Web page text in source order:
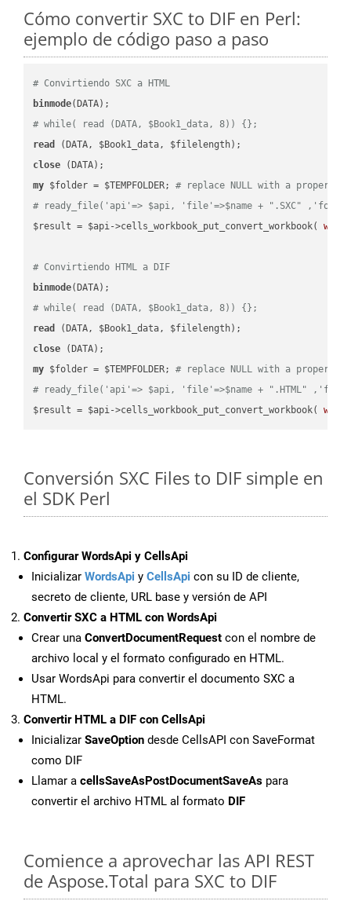
Cómo convertir SXC to DIF en Perl:
ejemplo de código paso a paso
# Convirtiendo SXC a HTML
binmode
# while( read (DATA, $Book1_data, 8)) {};
read
close
my $folder = $TEMPFOLDER; # replace NULL with a proper
# ready_file('api'=> $api, 'file'=>$name + ".SXC"
$result = $api->cells_workbook_put_convert_workbook(
# Convirtiendo HTML a DIF
binmode
# while( read (DATA, $Book1_data, 8)) {};
read
close
my $folder = $TEMPFOLDER; # replace NULL with a proper
# ready_file('api'=> $api, 'file'=>$name + ".HTML"
$result = $api->cells_workbook_put_convert_workbook(
Conversión SXC Files to DIF simple en
el SDK Perl
Configurar WordsApi y CellsApi
Inicializar WordsApi y CellsApi con su ID de cliente,
secreto de cliente, URL base y versión de API
Convertir SXC a HTML con WordsApi
Crear una ConvertDocumentRequest con el nombre de
archivo local y el formato configurado en HTML.
Usar WordsApi para convertir el documento SXC a
HTML.
Convertir HTML a DIF con CellsApi
Inicializar SaveOption desde CellsAPI con SaveFormat
como DIF
Llamar a cellsSaveAsPostDocumentSaveAs para
convertir el archivo HTML al formato DIF
Comience a aprovechar las API REST
de Aspose.Total para SXC to DIF